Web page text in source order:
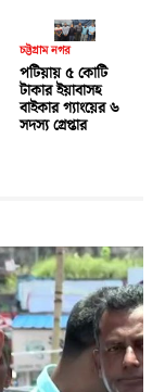
চট্টগ্রাম নগর
পটিয়ায় ৫ কোটি
টাকার ইয়াবাসহ
বাইকার গ্যাংয়ের ৬
সদস্য গ্রেপ্তার